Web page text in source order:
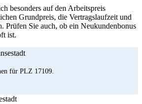
besonders auf den Arbeitspreis
Grundpreis, die Vertragslaufzeit und
Prüfen Sie auch, ob ein Neukundenbonus
ist.
für PLZ 17109.